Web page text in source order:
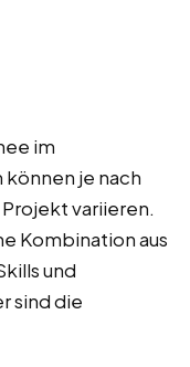
im
je nach
variieren.
Kombination aus
und
sind die